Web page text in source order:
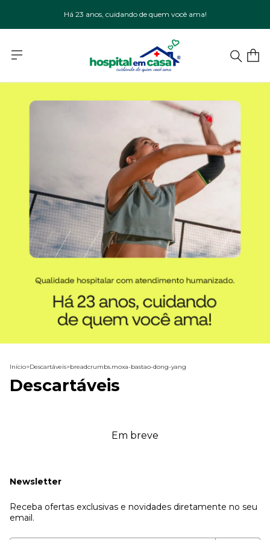
Há 23 anos, cuidando de quem você ama!
Início>Descartáveis>breadcrumbs.moxa-bastao-dong-yang
Descartáveis
Em breve
Newsletter
Receba ofertas exclusivas e novidades diretamente no seu
email.